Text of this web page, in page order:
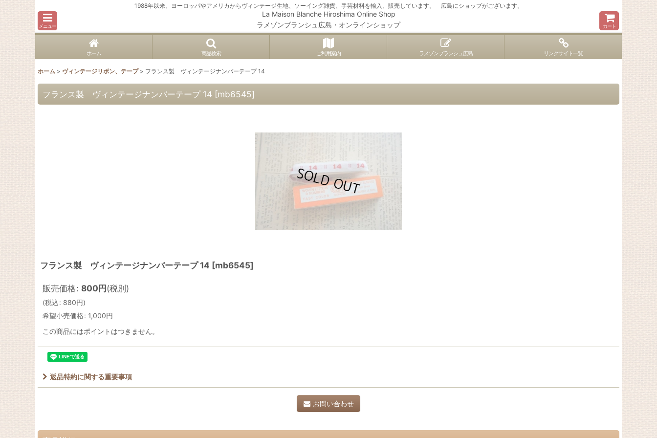
1988年以来、ヨーロッパやアメリカからヴィンテージ生地、ソーイング雑貨、手芸材料を輸入、販売しています。 広島にショップがございます。
メニュー
La Maison Blanche Hiroshima Online Shop
ラメゾンブランシュ広島・オンラインショップ
カート
ホーム 商品検索 ご利用案内 ラメゾンブランシュ広島 リンクサイト一覧
ホーム > ヴィンテージリボン、テープ > フランス製 ヴィンテージナンバーテープ 14
フランス製 ヴィンテージナンバーテープ 14 [mb6545]
フランス製 ヴィンテージナンバーテープ 14 [mb6545]
販売価格: 800円(税別)
(税込: 880円)
希望小売価格: 1,000円
この商品にはポイントはつきません。
返品特約に関する重要事項
お問い合わせ